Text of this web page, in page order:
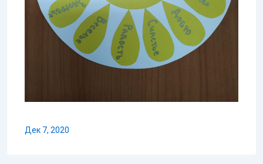
Дек 7, 2020